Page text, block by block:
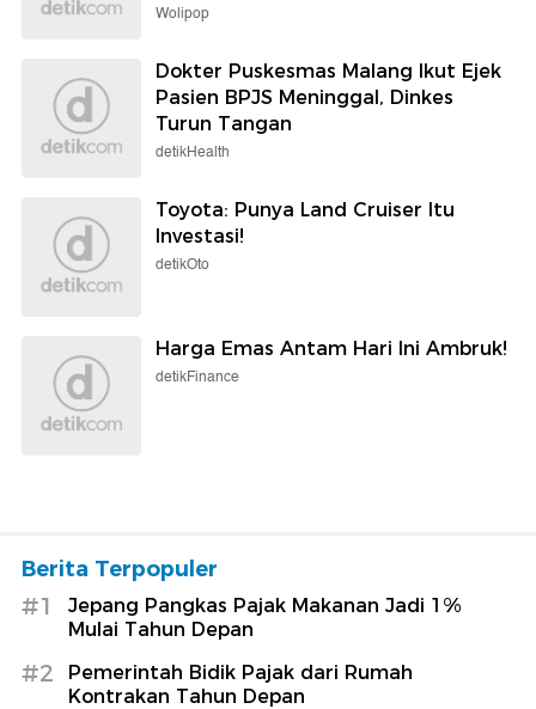
Wolipop
Dokter Puskesmas Malang Ikut Ejek
Pasien BPJS Meninggal, Dinkes
Turun Tangan
detikHealth
Toyota: Punya Land Cruiser Itu
Investasi!
detikOto
Harga Emas Antam Hari Ini Ambruk!
detikFinance
Berita Terpopuler
#1
Jepang Pangkas Pajak Makanan Jadi 1%
Mulai Tahun Depan
#2
Pemerintah Bidik Pajak dari Rumah
Kontrakan Tahun Depan